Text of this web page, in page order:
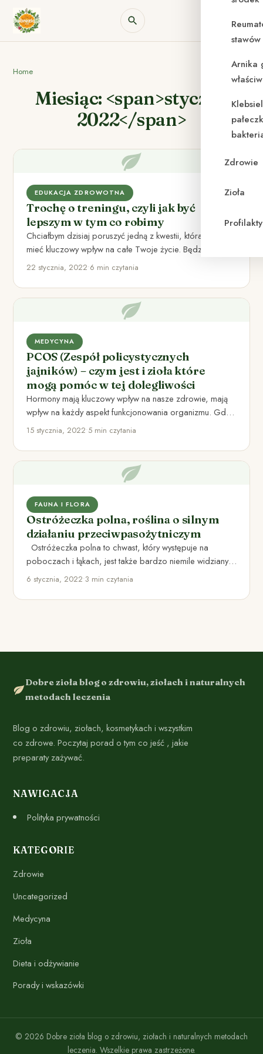
Arnika
Zdrowie
Zioła
Home
Miesiąc: <span>styczeń
2022</span>
EDUKACJA ZDROWOTNA
Trochę o treningu, czyli jak być
lepszym w tym co robimy
Chciałbym dzisiaj poruszyć jedną z kwestii, która może
mieć kluczowy wpływ na całe Twoje życie. Będzie to
trochę…
22 stycznia, 2022•6 min czytania
MEDYCYNA
PCOS (Zespół policystycznych
jajników) – czym jest i zioła które
mogą pomóc w tej dolegliwości
Hormony mają kluczowy wpływ na nasze zdrowie, mają
wpływ na każdy aspekt funkcjonowania organizmu. Gdy
dochodzi do nieprawidłowego…
15 stycznia, 2022•5 min czytania
FAUNA I FLORA
Ostróżeczka polna, roślina o silnym
działaniu przeciwpasożytniczym
Ostróżeczka polna to chwast, który występuje na
poboczach i łąkach, jest także bardzo niemile widziany w
zbożach.…
6 stycznia, 2022•3 min czytania
Dobre zioła blog o zdrowiu, ziołach i naturalnych
metodach leczenia
Blog o zdrowiu, ziołach, kosmetykach i wszystkim
co zdrowe. Poczytaj porad o tym co jeść , jakie
preparaty zażywać.
NAWIGACJA
Polityka prywatności
KATEGORIE
Zdrowie
Uncategorized
Medycyna
Zioła
Dieta i odżywianie
Porady i wskazówki
© 2026 Dobre zioła blog o zdrowiu, ziołach i naturalnych metodach
leczenia. Wszelkie prawa zastrzeżone.